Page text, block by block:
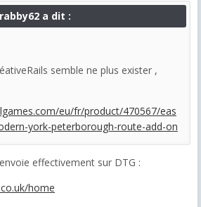
a dit :
semble ne plus exister ,
eu/fr/product/470567/eas
york-peterborough-route-add-on
effectivement sur DTG :
home